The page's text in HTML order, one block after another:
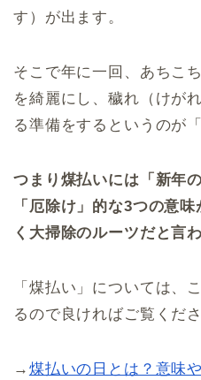
す）が出ます。
そこで年に一回、あちこ
を綺麗にし、穢れ（けが
る準備をするというのが
つまり煤払いには「新年
「厄除け」的な3つの意
く大掃除のルーツだと言
「煤払い」については、
るので良ければご覧くださ
→ 煤払いの日とは？意味